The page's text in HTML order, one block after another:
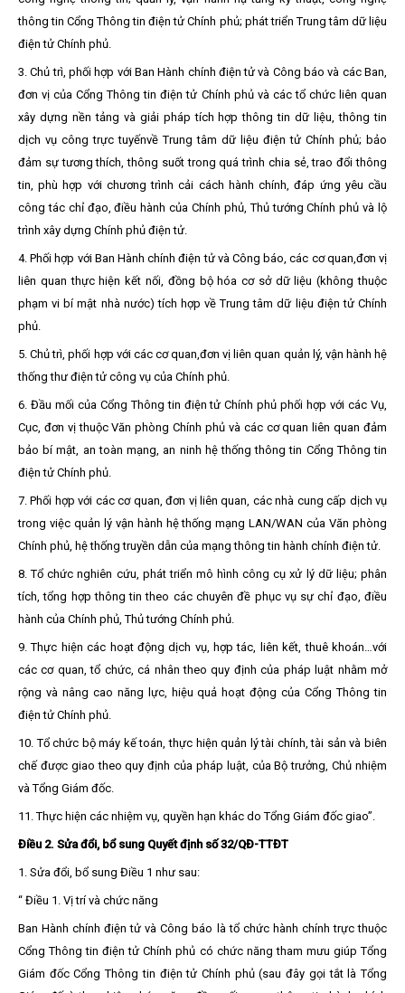
thông tin Cổng Thông tin điện tử Chính phủ; phát triển Trung tâm dữ liệu
điện tử Chính phủ.
3. Chủ trì, phối hợp với Ban Hành chính điện tử và Công báo và các Ban,
đơn vị của Cổng Thông tin điện tử Chính phủ và các tổ chức liên quan
xây dựng nền tảng và giải pháp tích hợp thông tin dữ liệu, thông tin
dịch vụ công trực tuyếnvề Trung tâm dữ liệu điện tử Chính phủ; bảo
đảm sự tương thích, thông suốt trong quá trình chia sẻ, trao đổi thông
tin, phù hợp với chương trình cải cách hành chính, đáp ứng yêu cầu
công tác chỉ đạo, điều hành của Chính phủ, Thủ tướng Chính phủ và lộ
trình xây dựng Chính phủ điện tử.
4. Phối hợp với Ban Hành chính điện tử và Công báo, các cơ quan,đơn vị
liên quan thực hiện kết nối, đồng bộ hóa cơ sở dữ liệu (không thuộc
phạm vi bí mật nhà nước) tích hợp về Trung tâm dữ liệu điện tử Chính
phủ.
5. Chủ trì, phối hợp với các cơ quan,đơn vị liên quan quản lý, vận hành hệ
thống thư điện tử công vụ của Chính phủ.
6. Đầu mối của Cổng Thông tin điện tử Chính phủ phối hợp với các Vụ,
Cục, đơn vị thuộc Văn phòng Chính phủ và các cơ quan liên quan đảm
bảo bímật, an toàn mạng, an ninh hệ thống thông tin Cổng Thông tin
điện tử Chính phủ.
7. Phối hợp với các cơ quan, đơn vị liên quan, các nhà cung cấp dịch vụ
trong việc quản lý vận hành hệ thống mạng LAN/WAN của Văn phòng
Chính phủ, hệ thống truyền dẫn của mạng thông tin hành chính điện tử.
8. Tổ chức nghiên cứu, phát triển mô hình công cụ xử lý dữ liệu; phân
tích, tổng hợp thông tin theo các chuyên đề phục vụ sự chỉ đạo, điều
hành của Chính phủ, Thủ tướng Chính phủ.
9. Thực hiện các hoạt động dịch vụ, hợp tác, liên kết, thuê khoán…với
các cơ quan, tổ chức, cá nhân theo quy định của pháp luật nhằm mở
rộng và nâng cao năng lực, hiệu quả hoạt động của Cổng Thông tin
điện tử Chính phủ.
10. Tổ chức bộ máy kế toán, thực hiện quản lý tài chính, tài sản và biên
chế được giao theo quy định của pháp luật, của Bộ trưởng, Chủ nhiệm
và Tổng Giám đốc.
11. Thực hiện các nhiệm vụ, quyền hạn khác do Tổng Giám đốc giao”.
Điều 2. Sửa đổi, bổ sung Quyết định số 32/QĐ-TTĐT
1. Sửa đổi, bổ sung Điều 1 như sau:
“ Điều 1. Vị trí và chức năng
Ban Hành chính điện tử và Công báo là tổ chức hành chính trực thuộc
Cổng Thông tin điện tử Chính phủ có chức năng tham mưu giúp Tổng
Giám đốc Cổng Thông tin điện tử Chính phủ (sau đây gọi tắt là Tổng